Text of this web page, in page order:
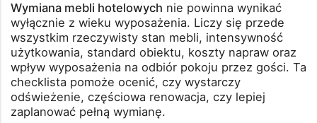
Wymiana mebli hotelowych nie powinna wynikać
wyłącznie z wieku wyposażenia. Liczy się przede
wszystkim rzeczywisty stan mebli, intensywność
użytkowania, standard obiektu, koszty napraw oraz
wpływ wyposażenia na odbiór pokoju przez gości. Ta
checklista pomoże ocenić, czy wystarczy
odświeżenie, częściowa renowacja, czy lepiej
zaplanować pełną wymianę.